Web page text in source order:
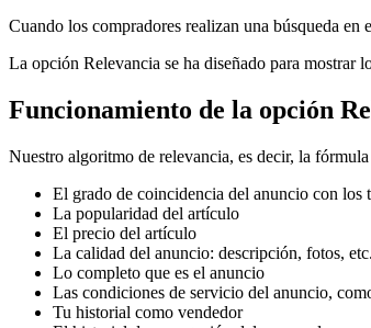
Cuando los compradores realizan una búsqueda
La opción Relevancia se ha diseñado para mostrar
Funcionamiento de la opción
Nuestro algoritmo de relevancia, es decir, la
El grado de coincidencia del anuncio con los
La popularidad del artículo
El precio del artículo
La calidad del anuncio: descripción, fotos, etc.
Lo completo que es el anuncio
Las condiciones de servicio del anuncio,
Tu historial como vendedor